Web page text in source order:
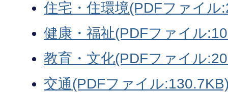
住宅・住環境(PDFファイル
健康・福祉(PDFファイル
教育・文化(PDFファイル
交通(PDFファイル